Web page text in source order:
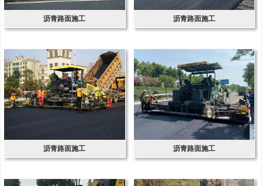
沥青路面施工 沥青路面施工
沥青路面施工 沥青路面施工